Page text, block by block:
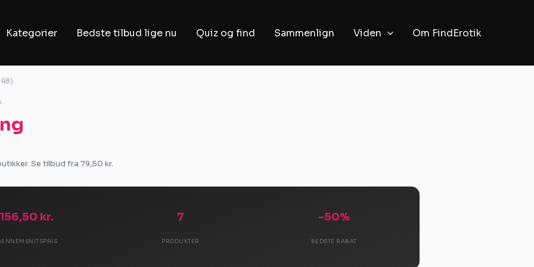
Kategorier Bedste tilbud lige nu Quiz og find Sammenlign Viden Om FindErotik
Se tilbud fra 79,50 kr.
156,50 kr. 7
PRODUKTER
-50%
BEDSTE RABAT